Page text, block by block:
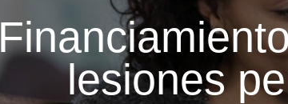
lesiones